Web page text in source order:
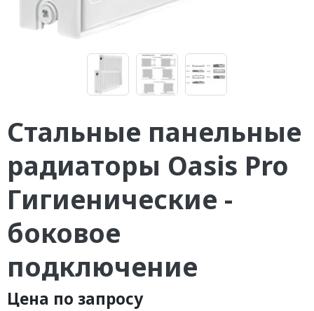
Стальные панельные
радиаторы Oasis Pro
Гигиенические -
боковое
подключение
Цена по запросу